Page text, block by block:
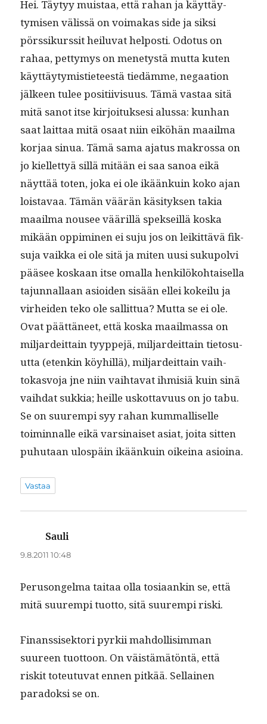
Hei. Täy­tyy muis­taa, että rahan ja käyt­täy­
tymisen välis­sä on voimakas side ja sik­si
pörssikurssit heilu­vat hel­posti. Odotus on
rahaa, pet­tymys on mene­tys­tä mut­ta kuten
käyt­täy­tymisti­eteestä tiedämme, negaa­tion
jäl­keen tulee posi­ti­ivi­su­us. Tämä vas­taa sitä
mitä san­ot itse kir­joituk­sesi alus­sa: kun­han
saat lait­taa mitä osaat niin eiköhän maail­ma
kor­jaa sin­ua. Tämä sama aja­tus makrossa on
jo kiel­let­tyä sil­lä mitään ei saa sanoa eikä
näyt­tää toten, joka ei ole ikäänkuin koko ajan
lois­tavaa. Tämän väärän käsi­tyk­sen takia
maail­ma nousee vääril­lä spek­seil­lä kos­ka
mikään oppimi­nen ei suju jos on leikit­tävä fik­
su­ja vaik­ka ei ole sitä ja miten uusi sukupolvi
pääsee koskaan itse oma­l­la henkilöko­htaisel­la
tajun­nal­laan asioiden sisään ellei kokeilu ja
virhei­den teko ole sal­lit­tua? Mut­ta se ei ole.
Ovat päät­täneet, että kos­ka maail­mas­sa on
mil­jardeit­tain tyyppe­jä, mil­jardeit­tain tieto­su­
ut­ta (etenkin köy­hillä), mil­jardeit­tain vai­h­
tokasvo­ja jne niin vai­h­ta­vat ihmisiä kuin sinä
vai­h­dat sukkia; heille uskot­tavu­us on jo tabu.
Se on suurem­pi syy rahan kum­malliselle
toimin­nalle eikä varsi­naiset asi­at, joi­ta sit­ten
puhutaan ulospäin ikäänkuin oikeina asioina.
Vastaa
Sauli
9.8.2011 10:48
Peru­songel­ma taitaa olla tosi­aankin se, että
mitä suurem­pi tuot­to, sitä suurem­pi riski.
Finanssisek­tori pyrkii mah­dol­lisim­man
suureen tuot­toon. On väistämätön­tä, että
riskit toteu­tu­vat ennen pitkää. Sel­l­ainen
paradok­si se on.